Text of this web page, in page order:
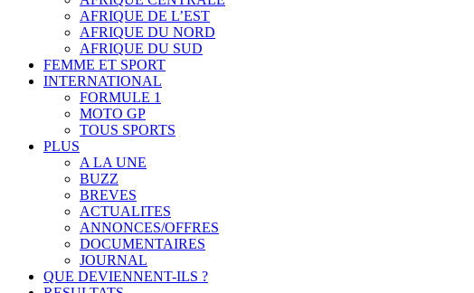
AFRIQUE DE L’EST
AFRIQUE DU NORD
AFRIQUE DU SUD
FEMME ET SPORT
INTERNATIONAL
FORMULE 1
MOTO GP
TOUS SPORTS
PLUS
A LA UNE
BUZZ
BREVES
ACTUALITES
ANNONCES/OFFRES
DOCUMENTAIRES
JOURNAL
QUE DEVIENNENT-ILS ?